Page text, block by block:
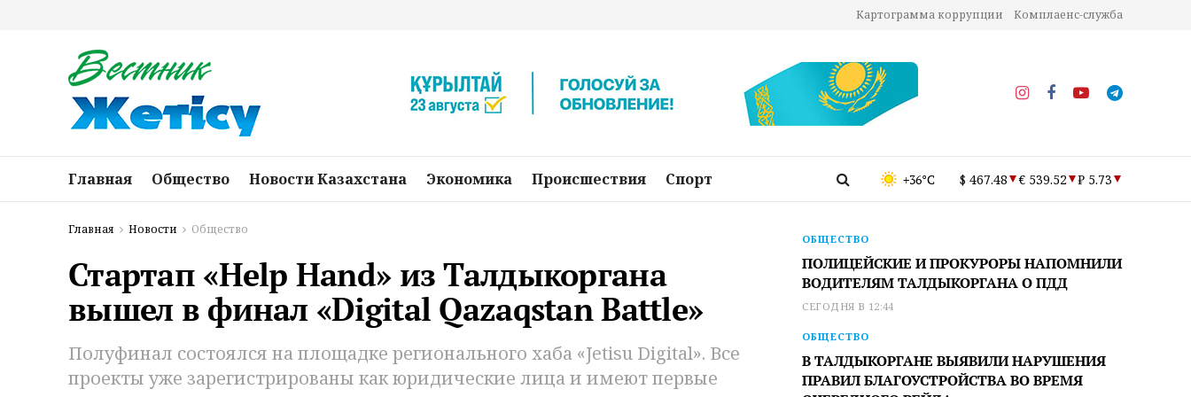
Картограмма коррупции Комплаенс-служба
Главная Общество Новости Казахстана Экономика Происшествия Спорт +36°C $ 467.48 € 539.52 ₽ 5.73
Главная Новости Общество
Стартап «Help Hand» из Талдыкоргана
вышел в финал «Digital Qazaqstan Battle»
Полуфинал состоялся на площадке регионального хаба «Jetisu Digital». Все
проекты уже зарегистрированы как юридические лица и имеют первые
ОБЩЕСТВО
ПОЛИЦЕЙСКИЕ И ПРОКУРОРЫ НАПОМНИЛИ
ВОДИТЕЛЯМ ТАЛДЫКОРГАНА О ПДД
СЕГОДНЯ В 12:44
ОБЩЕСТВО
В ТАЛДЫКОРГАНЕ ВЫЯВИЛИ НАРУШЕНИЯ
ПРАВИЛ БЛАГОУСТРОЙСТВА ВО ВРЕМЯ